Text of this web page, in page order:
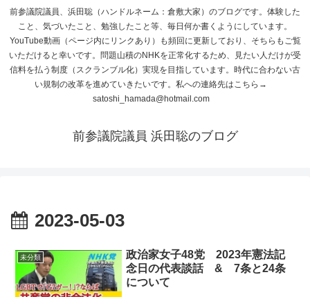
前参議院議員、浜田聡（ハンドルネーム：倉敷大家）のブログです。体験した
こと、気づいたこと、勉強したこと等、毎日何か書くようにしています。
YouTube動画（ページ内にリンクあり）も頻回に更新しており、そちらもご覧
いただけると幸いです。問題山積のNHKを正常化するため、見たい人だけが受
信料を払う制度（スクランブル化）実現を目指しています。時代に合わない古
い規制の改革を進めていきたいです。私への連絡先はこちら→
satoshi_hamada@hotmail.com
前参議院議員 浜田聡のブログ
2023-05-03
未分類
政治家女子48党 2023年憲法記
念日の代表談話 & 7条と24条
について